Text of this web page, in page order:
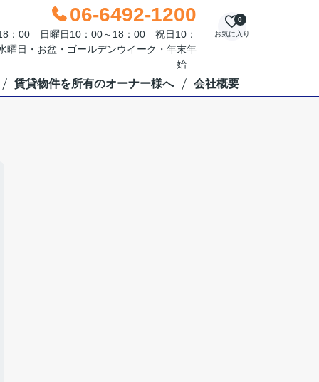
06-6492-1200
：00 日曜日10：00～18：00 祝日10：
日・お盆・ゴールデンウイーク・年末年
始
お気に入り
0
賃貸物件を所有のオーナー様へ 会社概要